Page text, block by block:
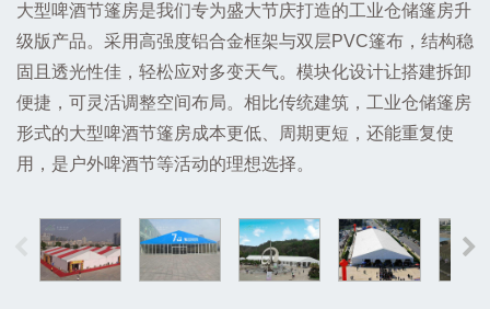
大型啤酒节篷房是我们专为盛大节庆打造的工业仓储篷房升
级版产品。采用高强度铝合金框架与双层PVC篷布，结构稳
固且透光性佳，轻松应对多变天气。模块化设计让搭建拆卸
便捷，可灵活调整空间布局。相比传统建筑，工业仓储篷房
形式的大型啤酒节篷房成本更低、周期更短，还能重复使
用，是户外啤酒节等活动的理想选择。